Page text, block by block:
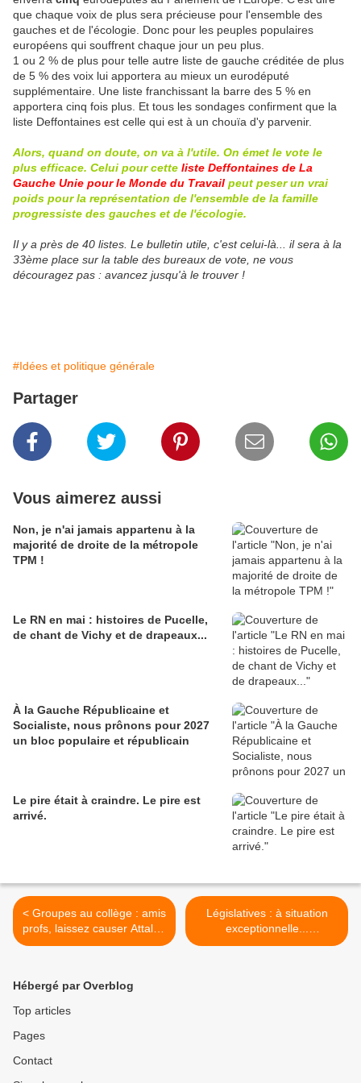
que chaque voix de plus sera précieuse pour l'ensemble des
gauches et de l'écologie. Donc pour les peuples populaires
européens qui souffrent chaque jour un peu plus.
1 ou 2 % de plus pour telle autre liste de gauche créditée de plus
de 5 % des voix lui apportera au mieux un eurodéputé
supplémentaire. Une liste franchissant la barre des 5 % en
apportera cinq fois plus. Et tous les sondages confirment que la
liste Deffontaines est celle qui est à un chouïa d'y parvenir.
Alors, quand on doute, on va à l'utile. On émet le vote le
plus efficace. Celui pour cette liste Deffontaines de La
Gauche Unie pour le Monde du Travail peut peser un vrai
poids pour la représentation de l'ensemble de la famille
progressiste des gauches et de l'écologie.
Il y a près de 40 listes. Le bulletin utile, c'est celui-là... il sera à la
33ème place sur la table des bureaux de vote, ne vous
découragez pas : avancez jusqu'à le trouver !
#Idées et politique générale
Partager
Vous aimerez aussi
Non, je n'ai jamais appartenu à la
majorité de droite de la métropole
TPM !
Le RN en mai : histoires de Pucelle,
de chant de Vichy et de drapeaux...
À la Gauche Républicaine et
Socialiste, nous prônons pour 2027
un bloc populaire et républicain
Le pire était à craindre. Le pire est
arrivé.
< Groupes au collège : amis
profs, laissez causer Attal et
faites à votre guise.
Législatives : à situation
exceptionnelle...
exceptionnelle obligation
Hébergé par Overblog
Top articles
Pages
Contact